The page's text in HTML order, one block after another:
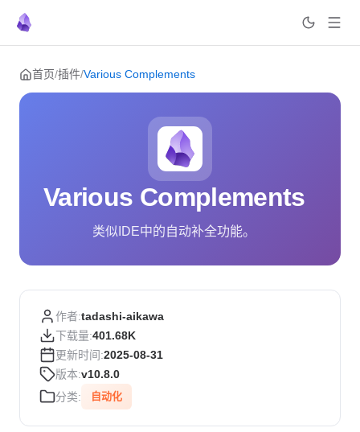
Skip to content
首页/插件/Various Complements
Various Complements
类似IDE中的自动补全功能。
作者:tadashi-aikawa
下载量:401.68K
更新时间:2025-08-31
版本:v10.8.0
分类:
自动化